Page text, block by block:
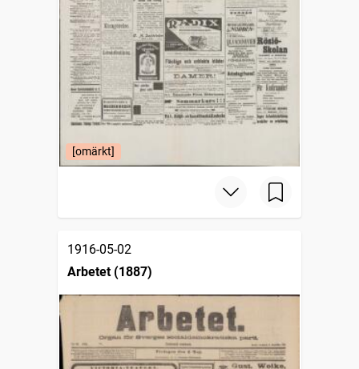
[omärkt]
1916-05-02
Arbetet (1887)